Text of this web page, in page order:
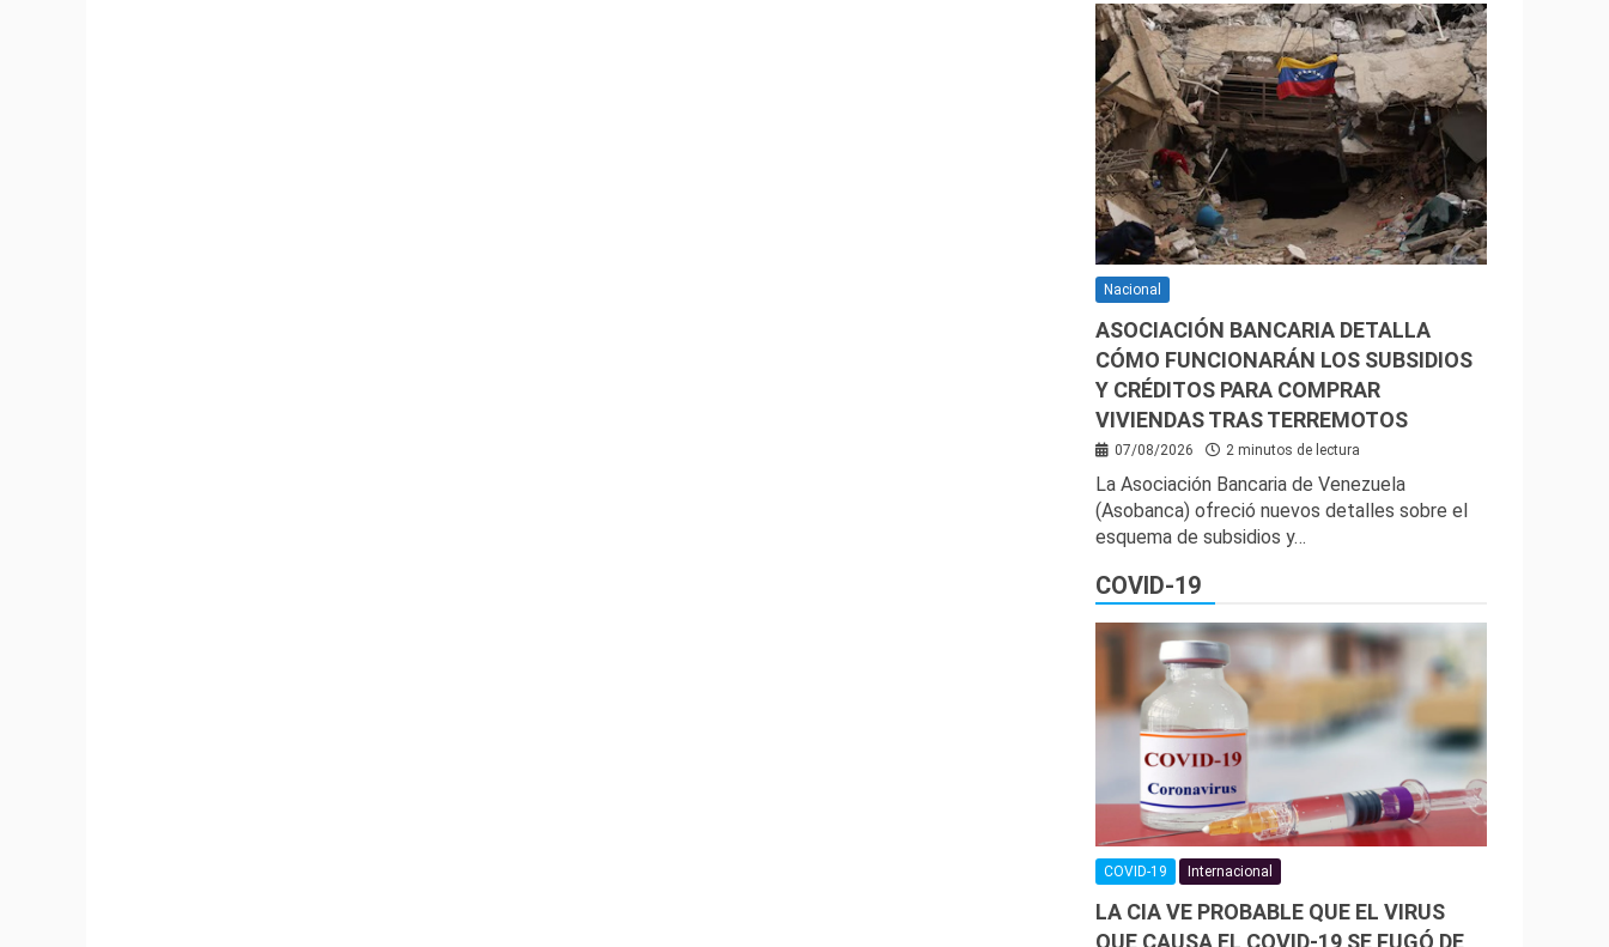
Nacional
ASOCIACIÓN BANCARIA DETALLA
CÓMO FUNCIONARÁN LOS SUBSIDIOS
Y CRÉDITOS PARA COMPRAR
VIVIENDAS TRAS TERREMOTOS
07/08/2026 2 minutos de lectura
La Asociación Bancaria de Venezuela
(Asobanca) ofreció nuevos detalles sobre el
esquema de subsidios y…
COVID-19
COVID-19 Internacional
LA CIA VE PROBABLE QUE EL VIRUS